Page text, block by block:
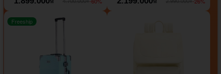
Freeship